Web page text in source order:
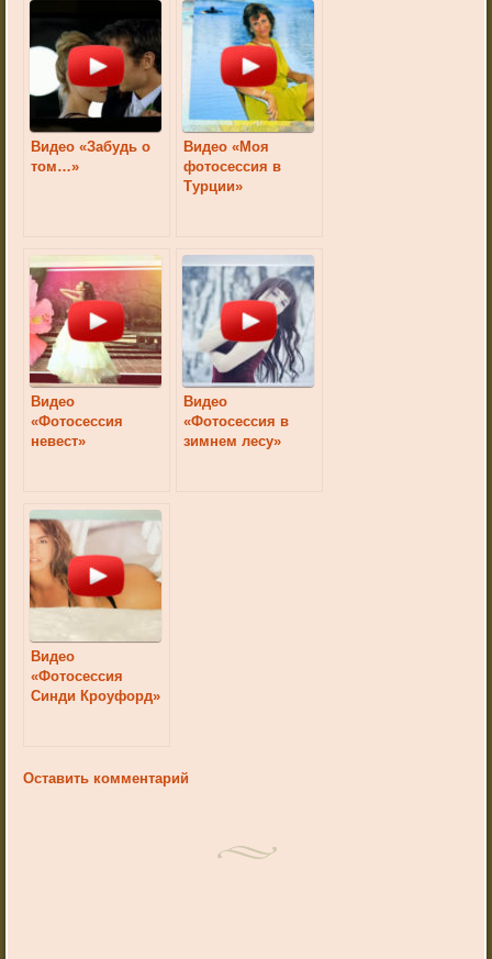
Видео «Забудь о
том…»
Видео «Моя
фотосессия в
Турции»
Видео
«Фотосессия
невест»
Видео
«Фотосессия в
зимнем лесу»
Видео
«Фотосессия
Синди Кроуфорд»
Оставить комментарий